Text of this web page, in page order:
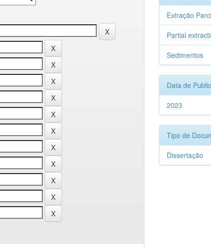
Extração
Partial
Sedimentos
Data de
2023
Tipo de
Dissertação